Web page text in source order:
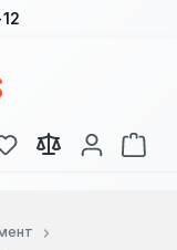
У вас є 0 у списку